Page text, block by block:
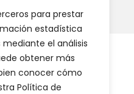
para prestar
estadística
el análisis
obtener más
conocer cómo
Política de